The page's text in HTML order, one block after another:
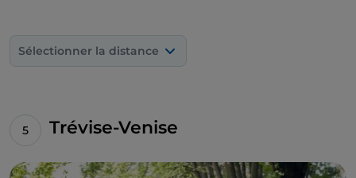
Sélectionner la distance
Trévise-Venise